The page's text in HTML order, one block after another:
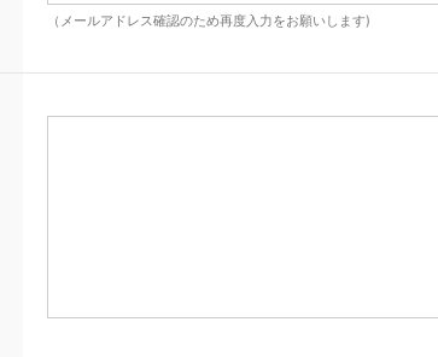
（メールアドレス確認のため再度入力をお願いします)